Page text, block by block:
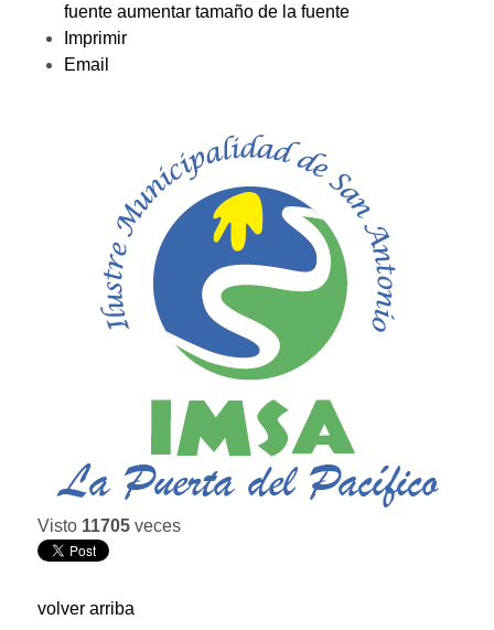
fuente aumentar tamaño de la fuente
Imprimir
Email
Visto 11705 veces
volver arriba